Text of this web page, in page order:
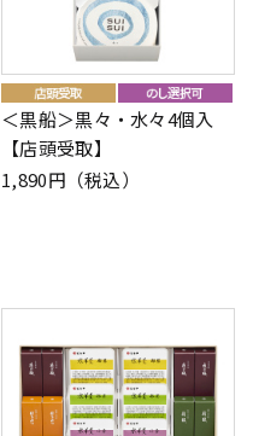
＜黒船＞黒々・水々4個入
【店頭受取】
1,890円（税込）